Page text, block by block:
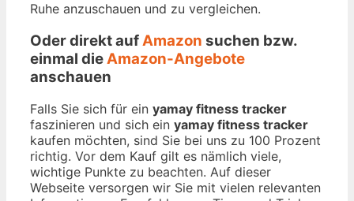
Ruhe anzuschauen und zu vergleichen.
Oder direkt aufAmazon suchen bzw.
einmal dieAmazon-Angebote
anschauen
Falls Sie sich für ein yamay fitness tracker
faszinieren und sich ein yamay fitness tracker
kaufen möchten, sind Sie bei uns zu 100 Prozent
richtig. Vor dem Kauf gilt es nämlich viele,
wichtige Punkte zu beachten. Auf dieser
Webseite versorgen wir Sie mit vielen relevanten